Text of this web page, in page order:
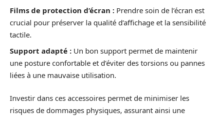
Films de protection d’écran : Prendre soin de l’écran est
crucial pour préserver la qualité d’affichage et la sensibilité
tactile.
Support adapté : Un bon support permet de maintenir
une posture confortable et d’éviter des torsions ou pannes
liées à une mauvaise utilisation.
Investir dans ces accessoires permet de minimiser les
risques de dommages physiques, assurant ainsi une